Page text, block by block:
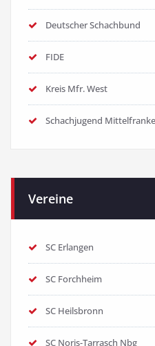
Deutscher Schachbund
FIDE
Kreis Mfr. West
Schachjugend
Vereine
SC Erlangen
SC Forchheim
SC Heilsbronn
SC Noris-Tarrasch Nbg